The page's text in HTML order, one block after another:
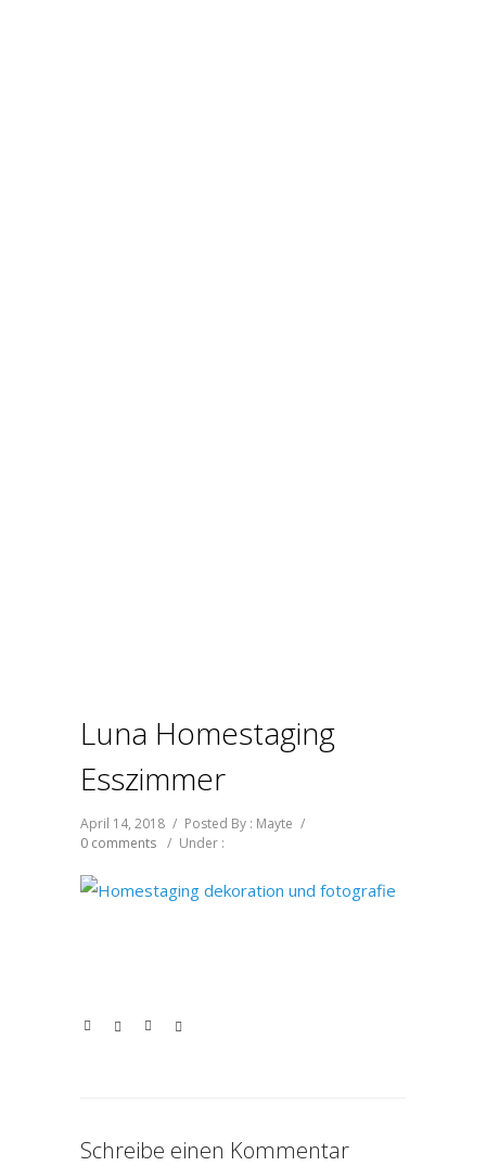
Luna Homestaging
Esszimmer
April 14, 2018 / Posted By : Mayte /
0 comments / Under :
Schreibe einen Kommentar